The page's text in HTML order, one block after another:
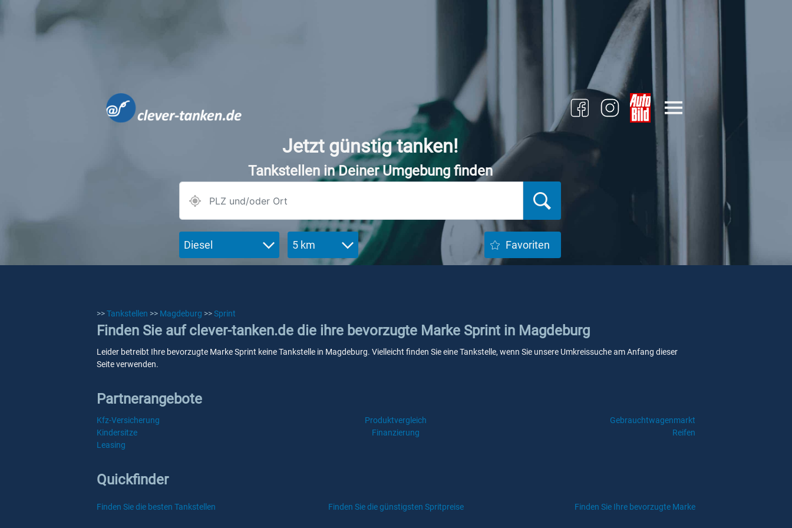
Jetzt günstig tanken!
Tankstellen in Deiner Umgebung finden
Diesel 5 km Favoriten
>>Tankstellen >> Magdeburg >>Sprint
Finden Sie auf clever-tanken.de die ihre bevorzugte Marke Sprint in Magdeburg
Leider betreibt Ihre bevorzugte Marke Sprint keine Tankstelle in Magdeburg. Vielleicht finden Sie eine Tankstelle, wenn Sie unsere Umkreissuche am Anfang dieser
Seite verwenden.
Partnerangebote
Kfz-Versicherung Produktvergleich
Gebrauchtwagenmarkt
Kindersitze
Finanzierung
Reifen
Leasing
Quickfinder
Finden Sie die besten Tankstellen Finden Sie die günstigsten Spritpreise Finden Sie Ihre bevorzugte Marke